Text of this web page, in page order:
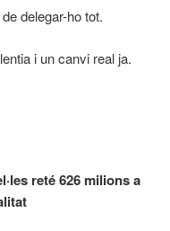
delegar-ho tot.
i un canvi real ja.
reté 626 milions a